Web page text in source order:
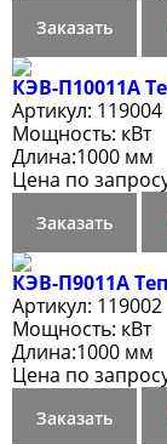
Заказать
КЭВ-П10011A
Артикул: 119004
Мощность: кВт
Длина:1000 мм
Цена по
Заказать
КЭВ-П9011A
Артикул: 119002
Мощность: кВт
Длина:1000 мм
Цена по
Заказать